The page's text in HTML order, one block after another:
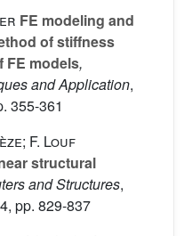
FE modeling and
of stiffness
FE models,
and Application,
355-361
F. Louf
structural
and Structures,
pp. 829-837